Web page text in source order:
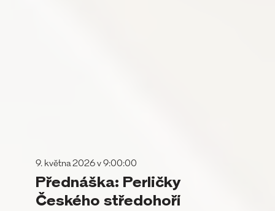
9. května 2026 v 9:00:00
Přednáška: Perličky
Českého středohoří